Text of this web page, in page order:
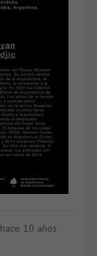
hace 10 años